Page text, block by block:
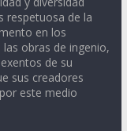
respetuosa de la
en los
obras de ingenio,
de su
sus creadores
este medio